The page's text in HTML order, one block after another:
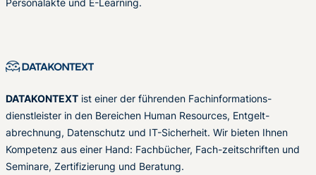
Personalakte und E-Learning.
DATAKONTEXT ist einer der führenden Fachinformations-
dienstleister in den Bereichen Human Resources, Entgelt-
abrechnung, Datenschutz und IT-Sicherheit. Wir bieten Ihnen
Kompetenz aus einer Hand: Fachbücher, Fach-zeitschriften und
Seminare, Zertifizierung und Beratung.